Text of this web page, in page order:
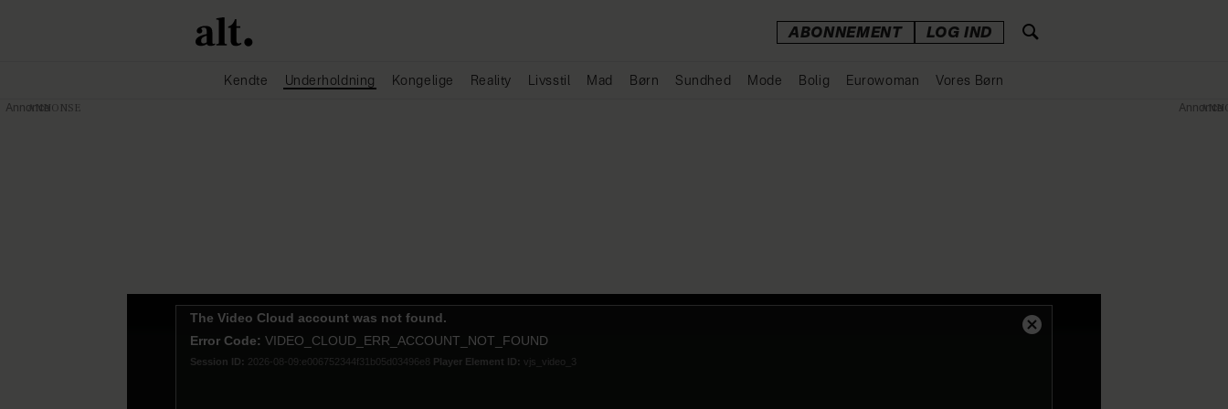
ABONNEMENT LOG IND
Kendte Underholdning Kongelige Reality Livsstil Mad Børn Sundhed Mode Bolig Eurowoman Vores Børn
The Video Cloud account was not found.
Error Code: VIDEO_CLOUD_ERR_ACCOUNT_NOT_FOUND
Session ID: 2026-08-09:e006752344f31b05d03496e8 Player Element ID: vjs_video_3
Close
Annonce Annonce